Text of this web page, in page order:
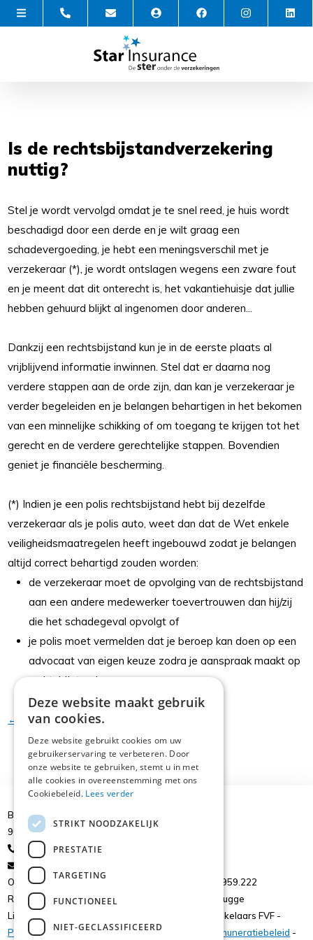
Is de rechtsbijstandverzekering
nuttig?
Stel je wordt vervolgd omdat je te snel reed, je huis wordt
beschadigd door een derde en je wilt graag een
schadevergoeding, je hebt een meningsverschil met je
verzekeraar (*), je wordt ontslagen wegens een zware fout
en je meent dat dit onterecht is, het vakantiehuisje dat jullie
hebben gehuurd blijkt al ingenomen door anderen...
Dankzij een rechtsbijstand kun je in de eerste plaats al
vrijblijvend informatie inwinnen. Stel dat er daarna nog
verdere stappen aan de orde zijn, dan kan je verzekeraar je
verder begeleiden en je belangen behartigen in het bekomen
van een minnelijke schikking of om toegang te krijgen tot het
gerecht en de verdere gerechtelijke stappen. Bovendien
geniet je financiële bescherming.
(*) Indien je een polis rechtsbijstand hebt bij dezelfde
verzekeraar als je polis auto, weet dan dat de Wet enkele
veiligheidsmaatregelen heeft ingebouwd zodat je belangen
altijd correct behartigd zouden worden:
de verzekeraar moet de opvolging van de rechtsbijstand
aan een andere medewerker toevertrouwen dan hij/zij
die het schadegeval opvolgt of
je polis moet vermelden dat je beroep kan doen op een
advocaat van eigen keuze zodra je aanspraak maakt op
rechtsbijstand
← Terug
Brusselsesteenweg 39
9050 Ledeberg
+32 9/224.43.77
gail@starinsurance.be
ON: 0844.017.982 - ON. 0436.740.718 - ON. 0473.959.222
RPR. Gent afdeling Gent / RPR Brugge afdeling Brugge
Lid van de beroepsfederatie voor verzekeringsmakelaars FVF -
Privacy- Polisvoorwaarden -Duurzaamheid Remuneratiebeleid -
Deze website maakt gebruik
van cookies.
Deze website gebruikt cookies om uw
gebruikerservaring te verbeteren. Door
onze website te gebruiken, stemt u in met
alle cookies in overeenstemming met ons
Cookiebeleid. Lees verder
STRIKT NOODZAKELIJK
PRESTATIE
TARGETING
FUNCTIONEEL
NIET-GECLASSIFICEERD